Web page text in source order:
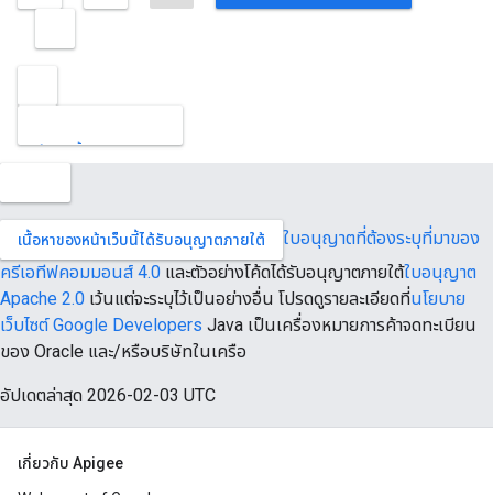
ข้อมูลนี้มีประโยชน์ไหม
ส่งความคิดเห็น
เนื้อหาของหน้าเว็บนี้ได้รับอนุญาตภายใต้
ใบอนุญาตที่ต้องระบุที่มาของ
ครีเอทีฟคอมมอนส์ 4.0 และตัวอย่างโค้ดได้รับอนุญาตภายใต้ใบอนุญาต
Apache 2.0 เว้นแต่จะระบุไว้เป็นอย่างอื่น โปรดดูรายละเอียดที่นโยบาย
เว็บไซต์ Google Developers Java เป็นเครื่องหมายการค้าจดทะเบียน
ของ Oracle และ/หรือบริษัทในเครือ
อัปเดตล่าสุด 2026-02-03 UTC
เกี่ยวกับ Apigee